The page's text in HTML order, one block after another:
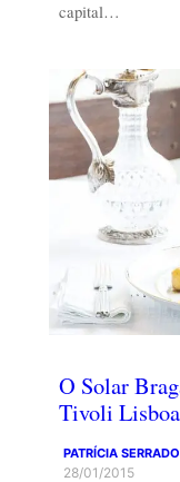
capital…
O Solar
Tivoli Lisboa
PATRÍCIA SERRADO
28/01/2015